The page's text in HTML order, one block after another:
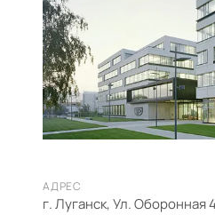
АДРЕС
г. Луганск, Ул. Оборонная